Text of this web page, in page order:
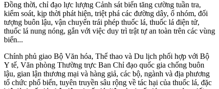
Đồng thời, chỉ đạo lực lượng Cảnh sát biển tăng cường tuần tra,
kiểm soát, kịp thời phát hiện, triệt phá các đường dây, ổ nhóm, đối
tượng buôn lậu, vận chuyển trái phép thuốc lá, thuốc lá điện tử,
thuốc lá nung nóng, gắn với việc duy trì trật tự an toàn trên các vùng
biển...
Chính phủ giao Bộ Văn hóa, Thể thao và Du lịch phối hợp với Bộ
Y tế, Văn phòng Thường trực Ban Chỉ đạo quốc gia chống buôn
lậu, gian lận thương mại và hàng giả, các bộ, ngành và địa phương
tổ chức phổ biến, tuyên truyền sâu rộng về tác hại của thuốc lá, đặc